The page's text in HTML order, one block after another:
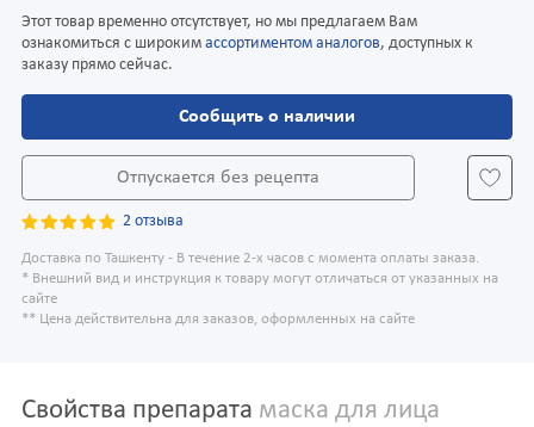
Этот товар временно отсутствует, но мы предлагаем Вам
ознакомиться с широким ассортиментом аналогов, доступных к
заказу прямо сейчас.
Сообщить о наличии
Отпускается без рецепта
2 отзыва
Доставка по Ташкенту - В течение 2-х часов с момента оплаты заказа.
* Внешний вид и инструкция к товару могут отличаться от указанных на
сайте
** Цена действительна для заказов, оформленных на сайте
Свойства препарата маска для лица